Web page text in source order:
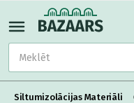
Siltumizolācijas Materiāli